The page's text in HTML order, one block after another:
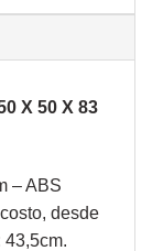
X 50 X 83
– ABS
desde
43,5cm.